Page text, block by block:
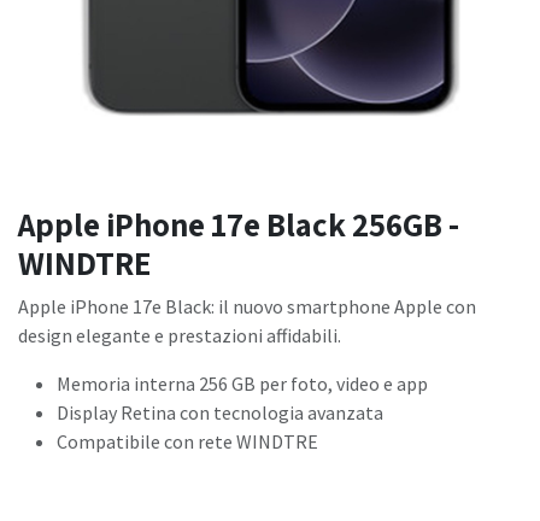
Apple iPhone 17e Black 256GB -
WINDTRE
Apple iPhone 17e Black: il nuovo smartphone Apple con
design elegante e prestazioni affidabili.
Memoria interna 256 GB per foto, video e app
Display Retina con tecnologia avanzata
Compatibile con rete WINDTRE